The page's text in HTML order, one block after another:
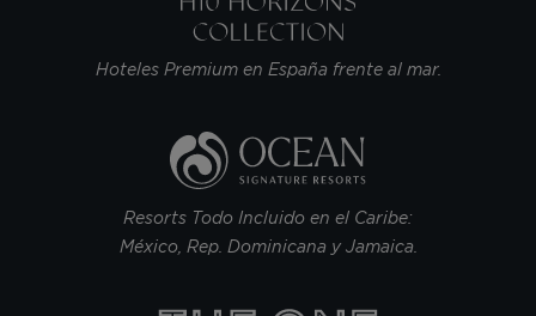
Hoteles Premium en España frente al mar.
Resorts Todo Incluido en el Caribe:
México, Rep. Dominicana y Jamaica.